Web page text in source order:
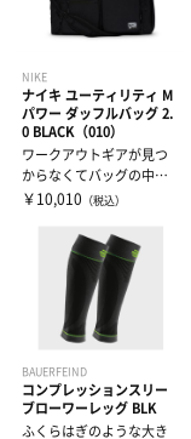
NIKE
ナイキ ユーティリティ M
パワー ダッフルバッグ 2.
0 BLACK（010）
ワークアウトギアが見つ
からなくてバッグの中身
を全部出す。そんなこと
￥10,010 （税込）
BAUERFEIND
コンプレッションスリー
ブローワーレッグ BLK
ふくらはぎのような大き